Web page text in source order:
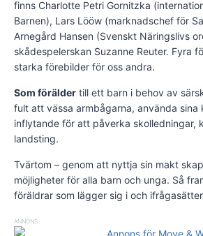
finns Charlotte Petri Gornitzka
Barnen), Lars Lööw (marknadschef för
Arnegård Hansen (Svenskt Näringslivs
skådespelerskan Suzanne Reuter. Fyra
starka förebilder för oss andra.
Som förälder till ett barn i behov av
fult att vässa armbågarna, använda
inflytande för att påverka skolledningar,
landsting.
Tvärtom – genom att nyttja sin makt
möjligheter för alla barn och unga. Så
föräldrar som lägger sig i och
ANNONS